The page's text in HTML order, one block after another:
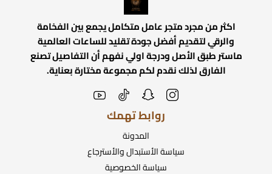
اكثر من مجرد متجر عامل متكامل يجمع بين الفخامة
والرقي لتقديم أفضل جودة تقليد للساعات العالمية
ماستر طبق الأصل ودرجة اولي نفهم أن التفاصيل تصنع
الفارق لذلك نقدم لكم مجموعة مختارة بعناية.
روابط تهمك
المدونة
سياسة الأستبدال والأسترجاع
سياسة الخصوصية